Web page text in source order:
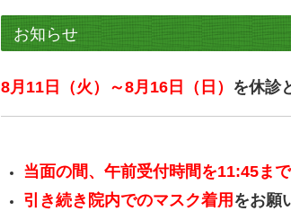
お知らせ
8月11日（火）～8月16日（日） を休診
当面の間、午前受付時間を11:45まで
引き続き院内でのマスク着用 をお願